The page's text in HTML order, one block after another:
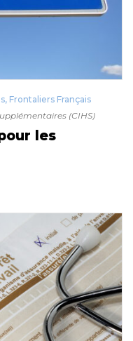
, Frontaliers Français
(CIHS)
les